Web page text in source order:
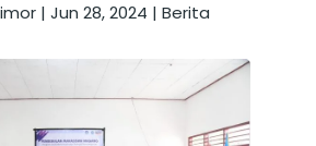
| Jun 28, 2024 | Berita